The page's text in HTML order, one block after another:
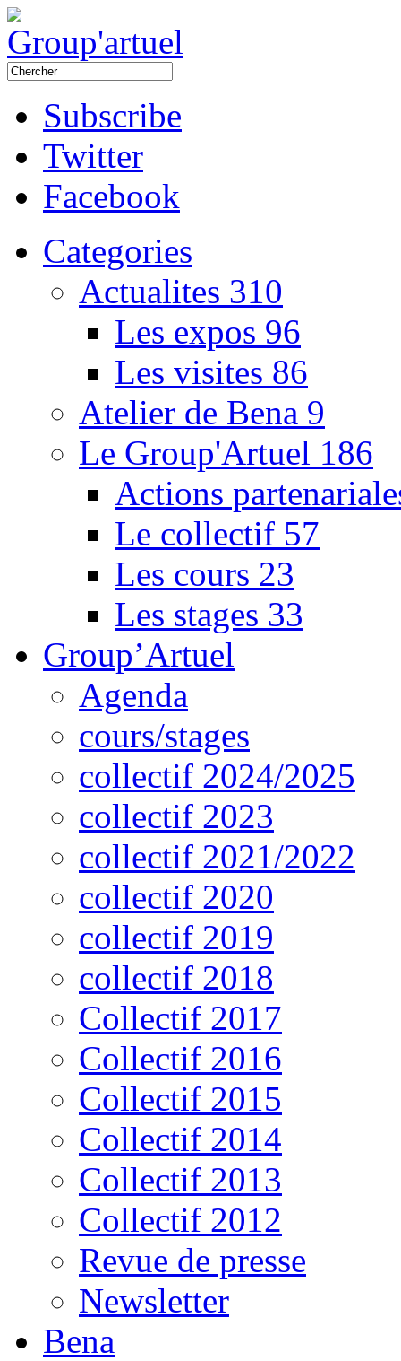
Subscribe
Twitter
Facebook
Categories
Actualites 310
Les expos 96
Les visites 86
Atelier de Bena 9
Le Group'Artuel 186
Actions
Le collectif 57
Les cours 23
Les stages 33
Group’Artuel
Agenda
cours/stages
collectif 2024/2025
collectif 2023
collectif 2021/2022
collectif 2020
collectif 2019
collectif 2018
Collectif 2017
Collectif 2016
Collectif 2015
Collectif 2014
Collectif 2013
Collectif 2012
Revue de presse
Newsletter
Bena